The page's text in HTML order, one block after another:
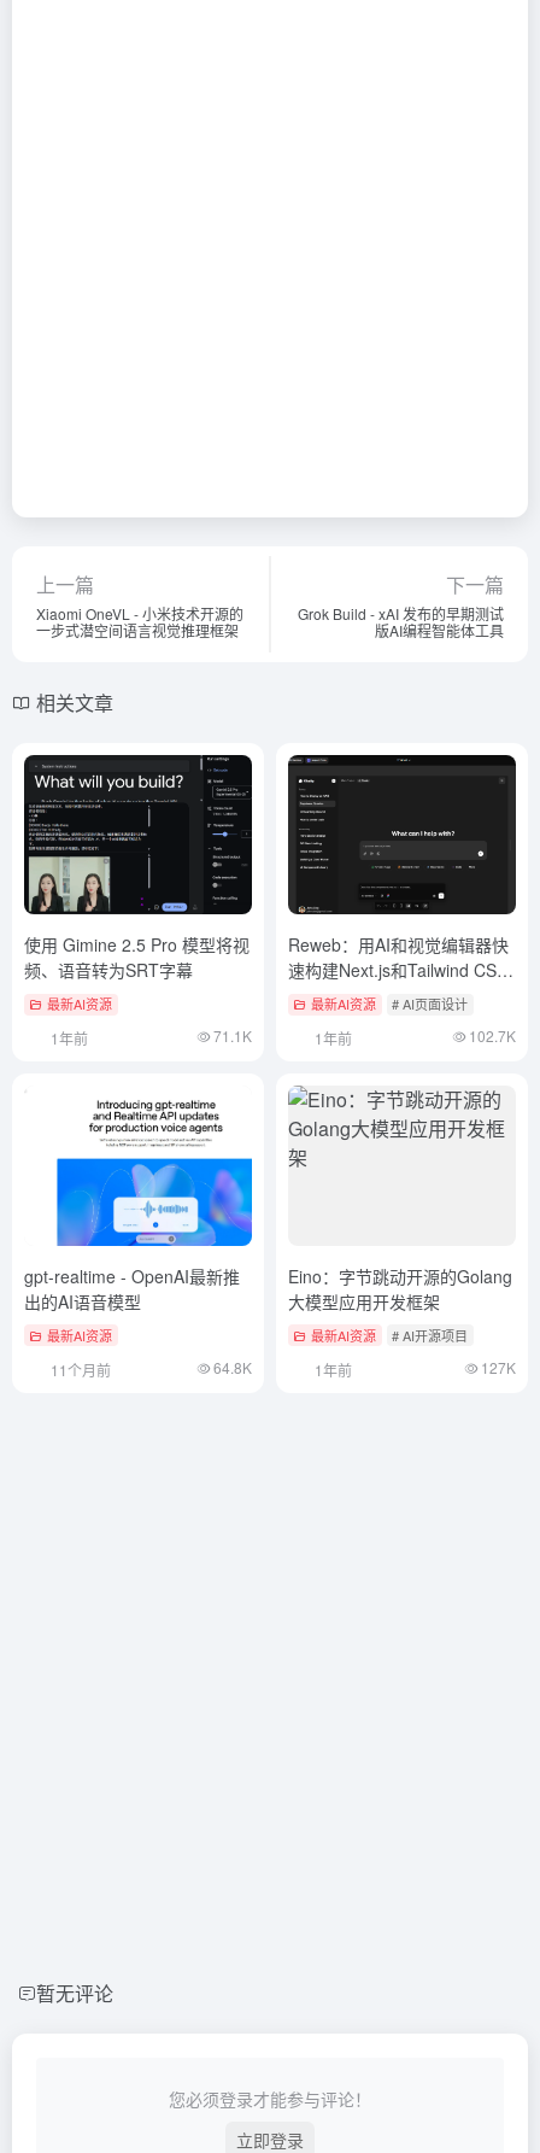
上一篇
Xiaomi OneVL - 小米技术开源的
一步式潜空间语言视觉推理框架
下一篇
Grok Build - xAI 发布的早期测试
版AI编程智能体工具
相关文章
使用 Gimine 2.5 Pro 模型将视
频、语音转为SRT字幕
最新AI资源
1年前 71.1K
Reweb：用AI和视觉编辑器快
速构建Next.js和Tailwind CSS
网站最新AI资源 # AI页面设计
1年前 102.7K
gpt-realtime - OpenAI最新推
出的AI语音模型
最新AI资源
11个月前 64.8K
Eino：字节跳动开源的Golang
大模型应用开发框架
最新AI资源 # AI开源项目
1年前 127K
暂无评论
您必须登录才能参与评论！
立即登录